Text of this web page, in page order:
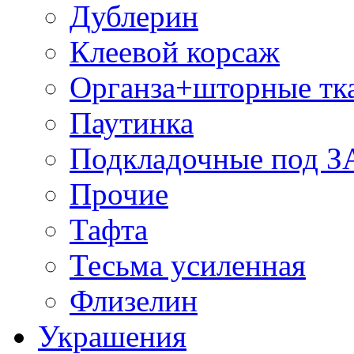
Дублерин
Клеевой корсаж
Органза+шторные
Паутинка
Подкладочные под
Прочие
Тафта
Тесьма усиленная
Флизелин
Украшения